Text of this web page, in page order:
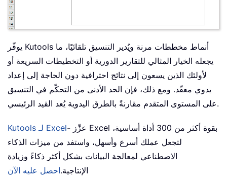
يوفّر Kutools أنماط مخططات مرنة ويُدير التنسيق تلقائيًا، ما
يجعله الخيار المثالي للتقارير الدورية أو التخطيطات السريعة أو
لأولئك الذين يسعون إلى نتائج احترافية دون الحاجة إلى إعداد
يدوي معقّد. ومع ذلك، فإن الحد الأدنى من التحكّم في التنسيق
على المستوى المتقدم مقارنةً بالطرق اليدوية يُعد القيد الرئيسي.
Kutools لـ Excel- عزِّز Excel بقوة أكثر من 300 أداة أساسية،
لتجعل عملك أسرع وأسهل، واستفد من ميزات الذكاء
الاصطناعي لمعالجة البيانات بشكل أكثر ذكاءً وزيادة
الإنتاجية.احصل عليه الآن